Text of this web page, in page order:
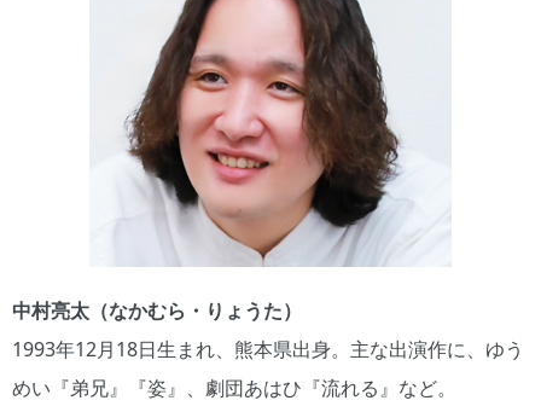
中村亮太（なかむら・りょうた）
1993年12月18日生まれ、熊本県出身。主な出演作に、ゆう
めい『弟兄』『姿』、劇団あはひ『流れる』など。